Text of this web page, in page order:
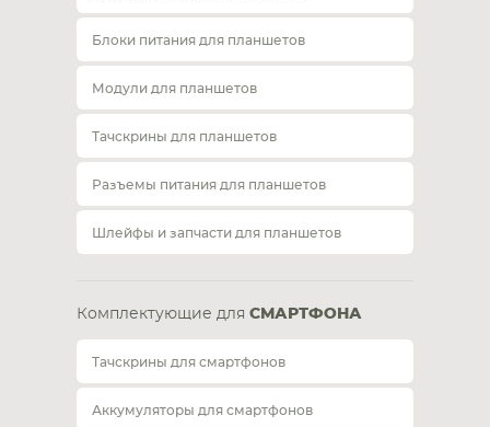
Блоки питания для планшетов
Модули для планшетов
Тачскрины для планшетов
Разъемы питания для планшетов
Шлейфы и запчасти для планшетов
Комплектующие для СМАРТФОНА
Тачскрины для смартфонов
Аккумуляторы для смартфонов